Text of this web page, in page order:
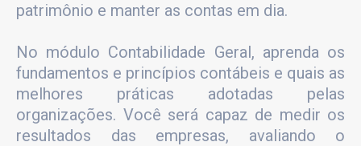
patrimônio e manter as contas em dia.
No módulo Contabilidade Geral, aprenda os
fundamentos e princípios contábeis e quais as
melhores práticas adotadas pelas
organizações. Você será capaz de medir os
resultados das empresas, avaliando o